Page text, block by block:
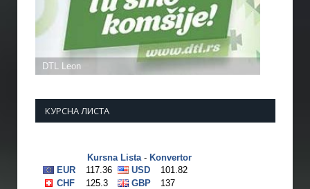
КУРСНА ЛИСТА